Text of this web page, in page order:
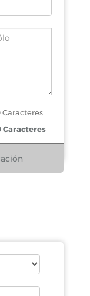
Caracteres